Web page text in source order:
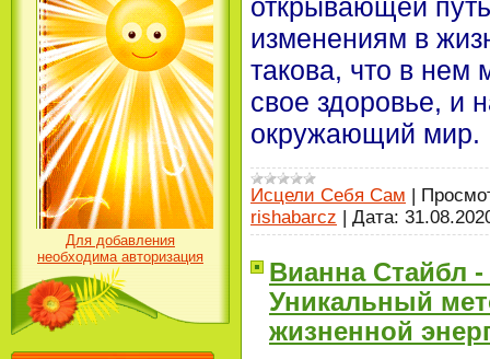
Для добавления
необходима авторизация
открывающей
изменениям в
такова, что в
свое здоровье, и
окружающий мир.
Исцели Себя Сам |
rishabarcz | Дата:
Вианна Стайбл -
Уникальный
жизненной